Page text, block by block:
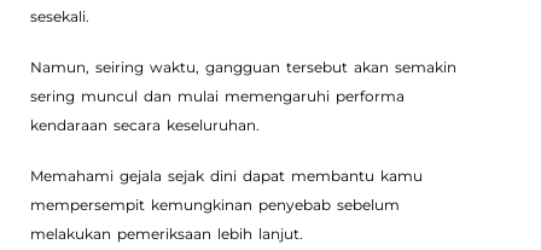
sesekali.
Namun, seiring waktu, gangguan tersebut akan semakin
sering muncul dan mulai memengaruhi performa
kendaraan secara keseluruhan.
Memahami gejala sejak dini dapat membantu kamu
mempersempit kemungkinan penyebab sebelum
melakukan pemeriksaan lebih lanjut.